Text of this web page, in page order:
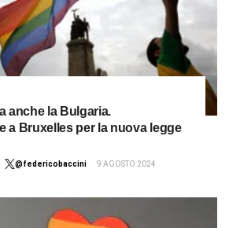
anche la Bulgaria.
a Bruxelles per la nuova legge
@federicobaccini 9 AGOSTO 2024